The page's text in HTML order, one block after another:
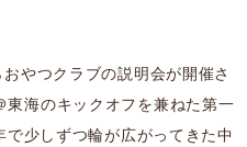
やつクラブの説明会が開催さ
海のキックオフを兼ねた第一
少しずつ輪が広がってきた中